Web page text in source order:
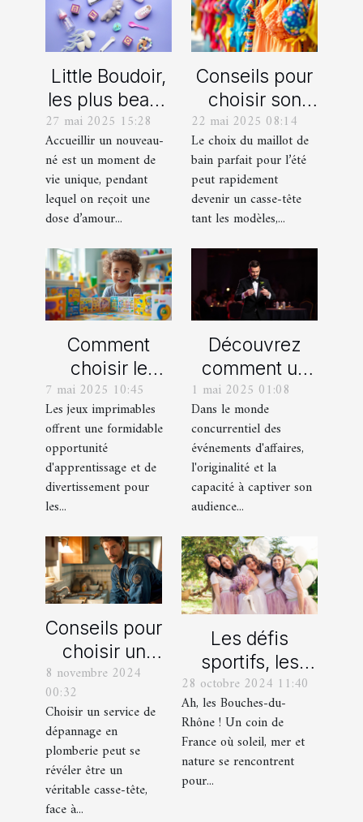
Little Boudoir,
les plus beaux
cadeaux de
naissance
personnalisés
!
27 mai 2025 15:28
Accueillir un nouveau-
né est un moment de
vie unique, pendant
lequel on reçoit une
dose d’amour...
Conseils pour
choisir son
maillot de bain
idéal pour l'été
22 mai 2025 08:14
Le choix du maillot de
bain parfait pour l’été
peut rapidement
devenir un casse-tête
tant les modèles,...
Comment
choisir le
meilleur jeu
imprimable
pour votre
enfant
7 mai 2025 10:45
Les jeux imprimables
offrent une formidable
opportunité
d'apprentissage et de
divertissement pour
les...
Découvrez
comment un
spectacle de
magie
transforme les
événements
professionnels
1 mai 2025 01:08
Dans le monde
concurrentiel des
événements d'affaires,
l'originalité et la
capacité à captiver son
audience...
Conseils pour
choisir un
bon service
dépannage
en plomberie
8 novembre 2024
00:32
Choisir un service de
dépannage en
plomberie peut se
révéler être un
véritable casse-tête,
face à...
Les défis
sportifs, les
incontournables
de toute
organisation
d’EVG et EVJF
28 octobre 2024 11:40
Ah, les Bouches-du-
Rhône ! Un coin de
France où soleil, mer et
nature se rencontrent
pour...